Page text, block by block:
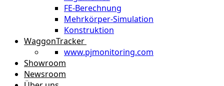
FE-Berechnung
Mehrkörper-Simulation
Konstruktion
WaggonTracker
www.pjmonitoring.com
Showroom
Newsroom